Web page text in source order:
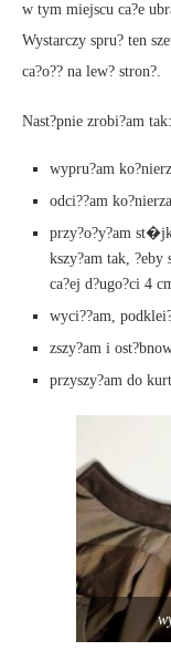
w tym miejscu ca?e
Wystarczy spru? ten
ca?o?? na lew? stron?.
Nast?pnie zrobi?am tak:
wypru?am ko?nierz
odci??am
przy?o?y?am
kszy?am tak,
ca?ej d?ugo?ci 4
wyci??am,
zszy?am i
przyszy?am do